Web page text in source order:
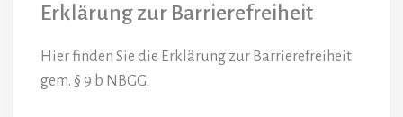
Erklärung zur Barrierefreiheit
Hier finden Sie die Erklärung zur Barrierefreiheit
gem. § 9 b NBGG.